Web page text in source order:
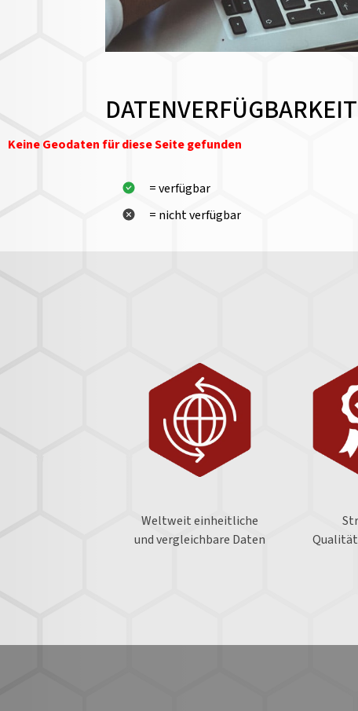
DATENVERFÜGBARKEIT
Keine Geodaten für diese Seite gefunden
= verfügbar
= nicht verfügbar
Weltweit einheitliche
und vergleichbare Daten